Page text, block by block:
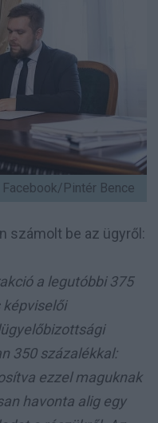
Facebook/Pintér Bence
számolt be az ügyről:
a legutóbbi 375
350 százalékkal:
ezzel maguknak
havonta alig egy